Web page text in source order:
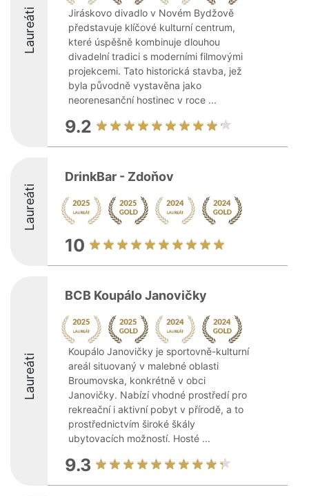
Laureáti
Jiráskovo divadlo v Novém Bydžově
představuje klíčové kulturní centrum,
které úspěšně kombinuje dlouhou
divadelní tradici s moderními filmovými
projekcemi. Tato historická stavba, jež
byla původně vystavěna jako
neorenesanční hostinec v roce ...
9.2
Laureáti
DrinkBar - Zdoňov
10
Laureáti
BCB Koupálo Janovičky
Koupálo Janovičky je sportovně-kulturní
areál situovaný v malebné oblasti
Broumovska, konkrétně v obci
Janovičky. Nabízí vhodné prostředí pro
rekreační i aktivní pobyt v přírodě, a to
prostřednictvím široké škály
ubytovacích možností. Hosté ...
9.3